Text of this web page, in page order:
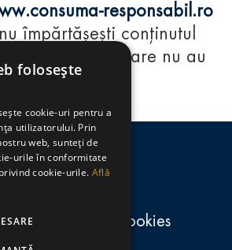
și cookies
responsabil.ro
împărtășești conținutul
cu persoane care nu au
de 18 ani.
folosește
cookie-uri pentru a
utilizatorului. Prin
web, sunteți de
urile în conformitate
cookie-urile. Află